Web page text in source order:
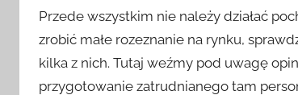
Przede wszystkim nie należy działać
zrobić małe rozeznanie na rynku,
kilka z nich. Tutaj weźmy pod uwagę
przygotowanie zatrudnianego tam